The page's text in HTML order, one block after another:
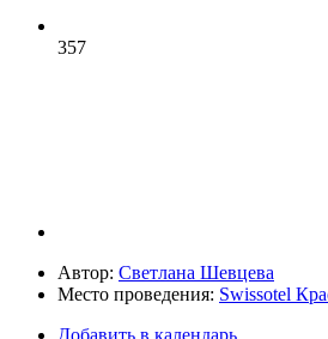
357
Автор: Светлана Шевцева
Место проведения: Swissotel
Добавить в календарь